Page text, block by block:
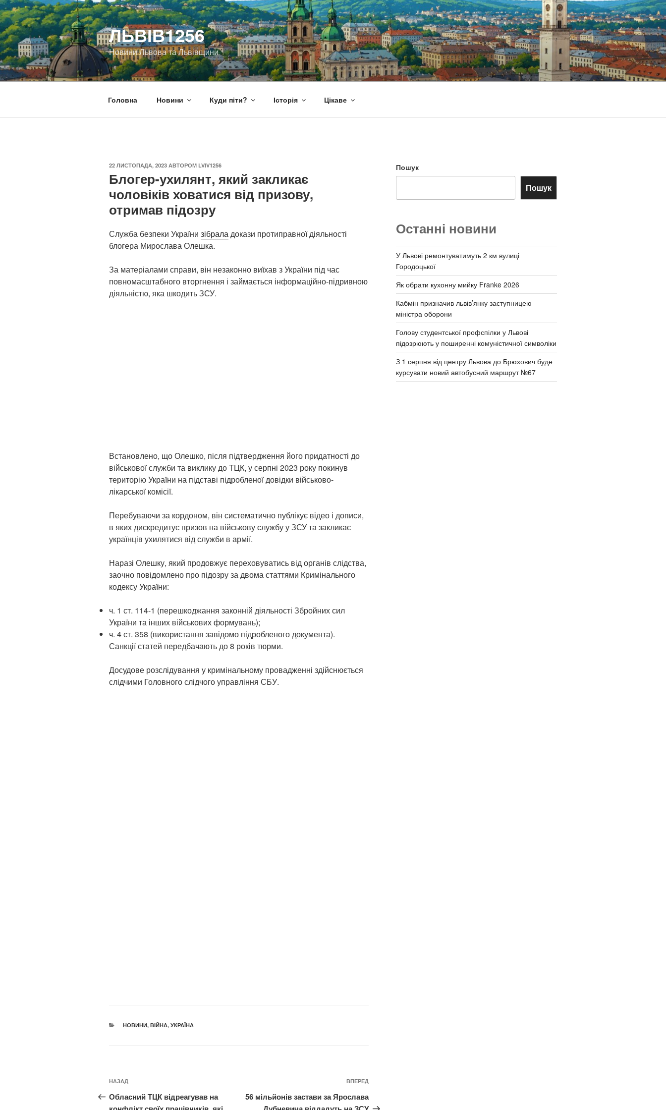
Перейти
до
вмісту
ЛЬВІВ1256
Новини Львова та Львівщини
Головна Новини Куди піти? Історія Цікаве
ОПУБЛІКОВАНО
22 ЛИСТОПАДА, 2023 АВТОРОМ LVIV1256
Блогер-ухилянт, який закликає
чоловіків ховатися від призову,
отримав підозру
Служба безпеки України зібраладокази протиправної діяльності
блогера Мирослава Олешка.
За матеріалами справи, він незаконно виїхав з України під час
повномасштабного вторгнення і займається інформаційно-підривною
діяльністю, яка шкодить ЗСУ.
Встановлено, що Олешко, після підтвердження його придатності до
військової служби та виклику до ТЦК, у серпні 2023 року покинув
територію України на підставі підробленої довідки військово-
лікарської комісії.
Перебуваючи за кордоном, він систематично публікує відео і дописи,
в яких дискредитує призов на військову службу у ЗСУ та закликає
українців ухилятися від служби в армії.
Наразі Олешку, який продовжує переховуватись від органів слідства,
заочно повідомлено про підозру за двома статтями Кримінального
кодексу України:
ч. 1 ст. 114-1 (перешкоджання законній діяльності Збройних сил
України та інших військових формувань);
ч. 4 ст. 358 (використання завідомо підробленого документа).
Санкції статей передбачають до 8 років тюрми.
Досудове розслідування у кримінальному провадженні здійснюється
слідчими Головного слідчого управління СБУ.
КАТЕГОРІЇ
НОВИНИ, ВІЙНА, УКРАЇНА
Навігація
записів
Попередній
запис:
НАЗАД
Обласний ТЦК відреагував на
Наступний
запис
ВПЕРЕД
56 мільйонів застави за Ярослава
Пошук
Пошук
Останні новини
У Львові ремонтуватимуть 2 км вулиці
Городоцької
Як обрати кухонну мийку Franke 2026
Кабмін призначив львів’янку заступницею
міністра оборони
Голову студентської профспілки у Львові
підозрюють у поширенні комуністичної символіки
З 1 серпня від центру Львова до Брюхович буде
курсувати новий автобусний маршрут №67